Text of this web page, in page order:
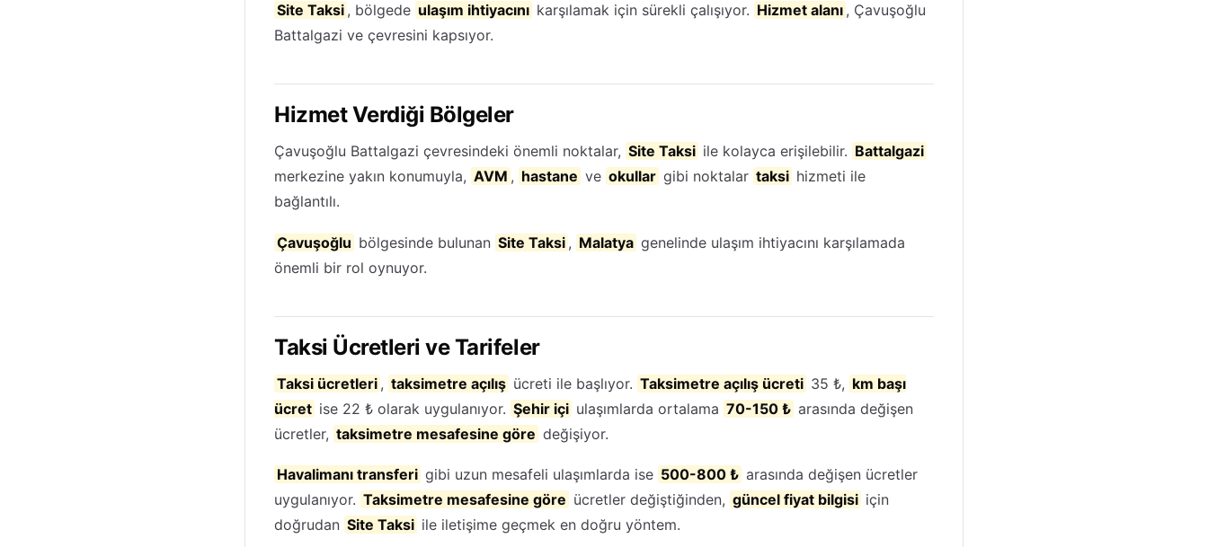
Site Taksi , bölgede ulaşım ihtiyacını karşılamak için sürekli çalışıyor. Hizmet alanı , Çavuşoğlu
Battalgazi ve çevresini kapsıyor.
Hizmet Verdiği Bölgeler
Çavuşoğlu Battalgazi çevresindeki önemli noktalar, Site Taksi ile kolayca erişilebilir. Battalgazi
merkezine yakın konumuyla, AVM , hastane ve okullar gibi noktalar taksi hizmeti ile
bağlantılı.
Çavuşoğlu bölgesinde bulunan Site Taksi , Malatya genelinde ulaşım ihtiyacını karşılamada
önemli bir rol oynuyor.
Taksi Ücretleri ve Tarifeler
Taksi ücretleri , taksimetre açılış ücreti ile başlıyor. Taksimetre açılış ücreti 35 ₺, km başı
ücret ise 22 ₺ olarak uygulanıyor. Şehir içi ulaşımlarda ortalama 70-150 ₺ arasında değişen
ücretler, taksimetre mesafesine göre değişiyor.
Havalimanı transferi gibi uzun mesafeli ulaşımlarda ise 500-800 ₺ arasında değişen ücretler
uygulanıyor. Taksimetre mesafesine göre ücretler değiştiğinden, güncel fiyat bilgisi için
doğrudan Site Taksi ile iletişime geçmek en doğru yöntem.